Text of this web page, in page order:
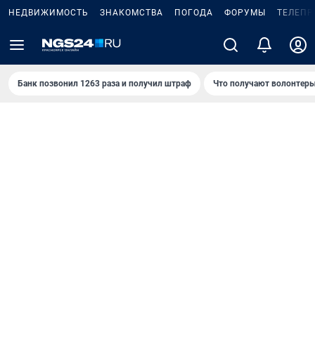
НЕДВИЖИМОСТЬ ЗНАКОМСТВА ПОГОДА ФОРУМЫ
Банк позвонил 1263 раза и получил штраф Что получают